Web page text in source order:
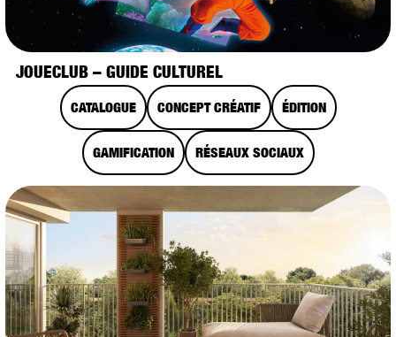
JOUECLUB – GUIDE CULTUREL
CATALOGUE CONCEPT CRÉATIF ÉDITION
GAMIFICATION RÉSEAUX SOCIAUX